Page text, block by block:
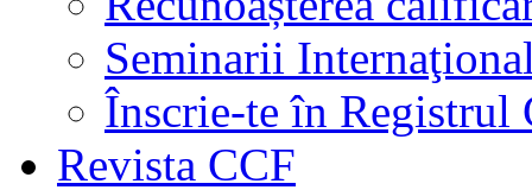
Seminarii
Înscrie-te în Registrul
Revista CCF